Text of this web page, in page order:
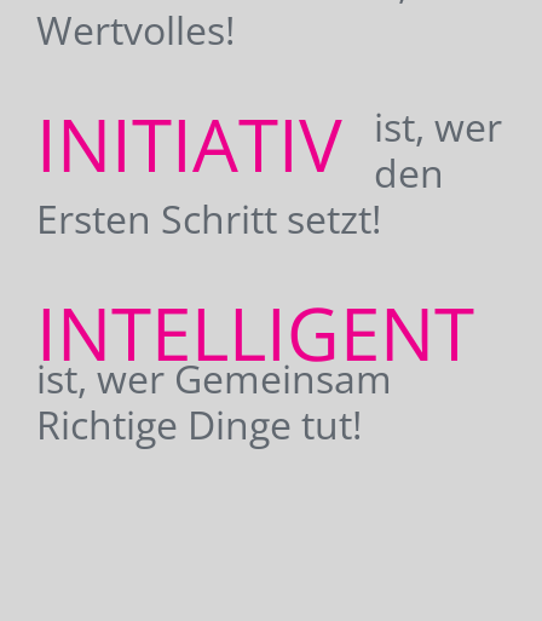
Wertvolles!
INITIATIV
ist, wer
den
Ersten Schritt setzt!
INTELLIGENT
ist, wer Gemeinsam
Richtige Dinge tut!